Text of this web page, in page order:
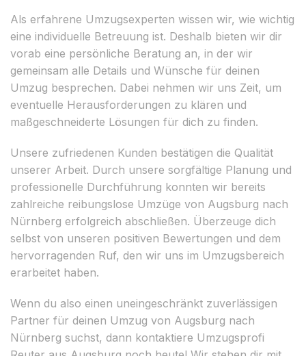
Als erfahrene Umzugsexperten wissen wir, wie wichtig
eine individuelle Betreuung ist. Deshalb bieten wir dir
vorab eine persönliche Beratung an, in der wir
gemeinsam alle Details und Wünsche für deinen
Umzug besprechen. Dabei nehmen wir uns Zeit, um
eventuelle Herausforderungen zu klären und
maßgeschneiderte Lösungen für dich zu finden.
Unsere zufriedenen Kunden bestätigen die Qualität
unserer Arbeit. Durch unsere sorgfältige Planung und
professionelle Durchführung konnten wir bereits
zahlreiche reibungslose Umzüge von Augsburg nach
Nürnberg erfolgreich abschließen. Überzeuge dich
selbst von unseren positiven Bewertungen und dem
hervorragenden Ruf, den wir uns im Umzugsbereich
erarbeitet haben.
Wenn du also einen uneingeschränkt zuverlässigen
Partner für deinen Umzug von Augsburg nach
Nürnberg suchst, dann kontaktiere Umzugsprofi